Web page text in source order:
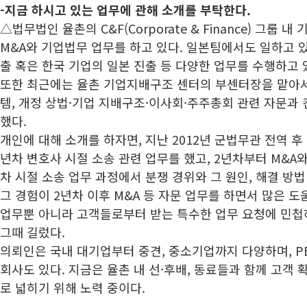
-지금 하시고 있는 업무에 관해 소개를 부탁한다.
△법무법인 율촌의 C&F(Corporate & Finance) 그룹 내
M&A와 기업법무 업무를 하고 있다. 일본팀에서도 일하고
출 혹은 한국 기업의 일본 진출 등 다양한 업무를 수행하고
또한 최근에는 율촌 기업지배구조 센터의 부센터장을 맡아
템, 개정 상법·기업 지배구조·이사회·주주총회 관련 자문
했다.
개인에 대해 소개를 하자면, 지난 2012년 군법무관 전역
년차 변호사 시절 소송 관련 업무를 했고, 2년차부터 M&A
차 시절 소송 업무 과정에서 분쟁 경위와 그 원인, 해결 방
그 경험이 2년차 이후 M&A 등 자문 업무를 하면서 많은 도
업무뿐 아니라 고객들로부터 받는 특수한 업무 요청에 민
그때 길렀다.
의뢰인은 국내 대기업부터 중견, 중소기업까지 다양하며,
회사도 있다. 지금은 율촌 내 선·후배, 동료들과 함께 고객
로 넓히기 위해 노력 중이다.